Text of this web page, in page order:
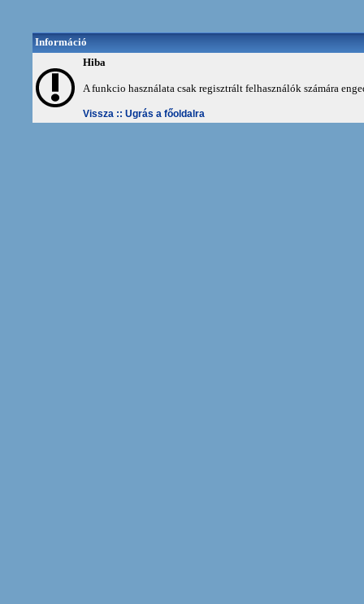
Információ
Hiba
A funkcio használata csak regisztrált felhasználók számára
Vissza :: Ugrás a főoldalra